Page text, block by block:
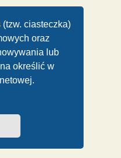
ciasteczka)
oraz
lub
określić w